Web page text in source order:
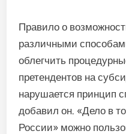
Правило о
различными
облегчить
претендентов на
нарушается принцип
добавил он. «Дело в
России» можно